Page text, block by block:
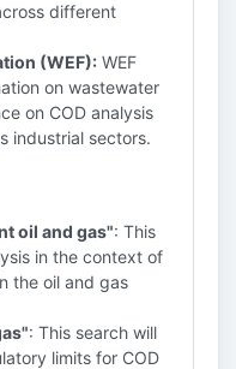
different
(WEF): WEF
on wastewater
on COD analysis
industrial sectors.
oil and gas": This
in the context of
the oil and gas
: This search will
limits for COD